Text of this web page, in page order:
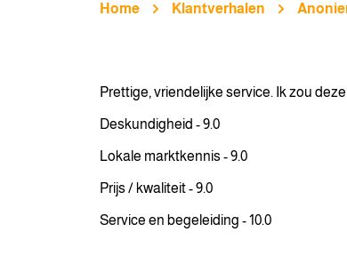
Home Klantverhalen
Prettige, vriendelijke service. Ik zou
Deskundigheid - 9.0
Lokale marktkennis - 9.0
Prijs / kwaliteit - 9.0
Service en begeleiding - 10.0